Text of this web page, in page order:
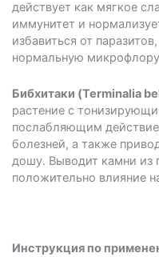
действует как мягкое
иммунитет и
избавиться от
нормальную
Бибхитаки (Terminalia
растение с
послабляющим
болезней, а также
дошу. Выводит камни из
положительно влияние
Инструкция по